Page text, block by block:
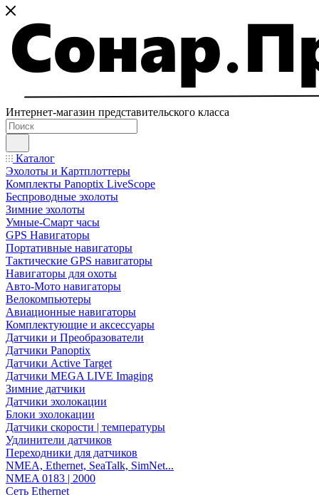
Интернет-магазин представительского класса
Каталог
Эхолоты и Картплоттеры
Комплекты Panoptix LiveScope
Беспроводные эхолоты
Зимние эхолоты
Умные-Смарт часы
GPS Навигаторы
Портативные навигаторы
Тактические GPS навигаторы
Навигаторы для охоты
Авто-Мото навигаторы
Велокомпьютеры
Авиационные навигаторы
Комплектующие и аксессуары
Датчики и Преобразователи
Датчики Panoptix
Датчики Active Target
Датчики MEGA LIVE Imaging
Зимние датчики
Датчики эхолокации
Блоки эхолокации
Датчики скорости | температуры
Удлинители датчиков
Переходники для датчиков
NMEA, Ethernet, SeaTalk, SimNet...
NMEA 0183 | 2000
Сеть Ethernet